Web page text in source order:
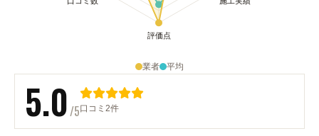
業者 平均
5.0/5口コミ2件